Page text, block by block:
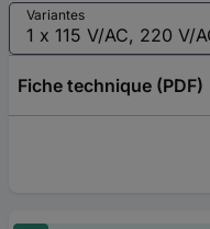
Variantes
Fiche technique (PDF)